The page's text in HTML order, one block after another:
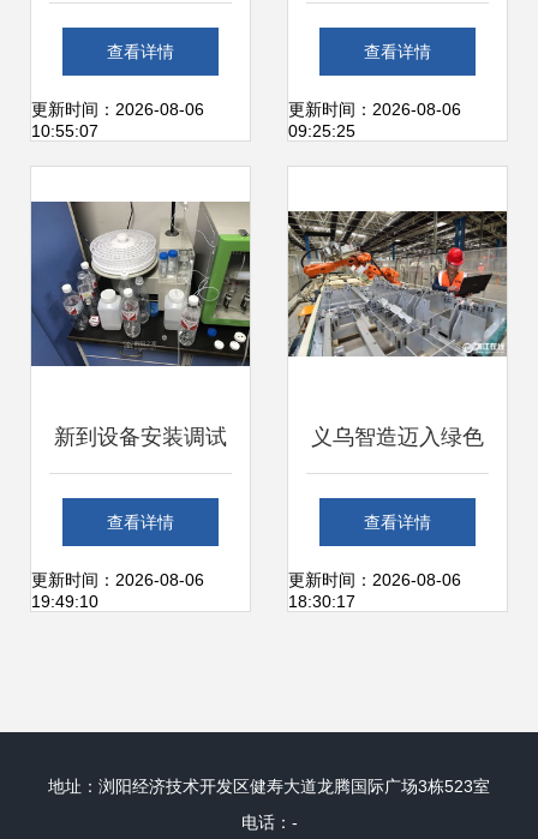
安装调试服务的专
业之道
查看详情
更新时间：2026-08-06
10:55:07
复合成型机安装调
试服务解析
查看详情
更新时间：2026-08-06
09:25:25
新到设备安装调试
服务指南 以海光原
子荧光光度计为例
查看详情
更新时间：2026-08-06
19:49:10
义乌智造迈入绿色
时代 吉利新能源整
车设备安装调试服
查看详情
更新时间：2026-08-06
18:30:17
地址：浏阳经济技术开发区健寿大道龙腾国际广场3栋523室
电话：-